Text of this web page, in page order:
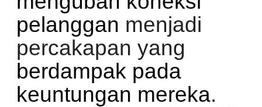
pelanggan menjadi
percakapan yang
berdampak pada
keuntungan mereka.